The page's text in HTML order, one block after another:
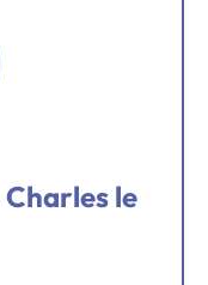
Charles le